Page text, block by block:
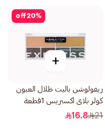
20%
off
+
ريفولوشن باليت ظلال العيون
كولر بلاى اكسبريس 1قطعة
21
16.8